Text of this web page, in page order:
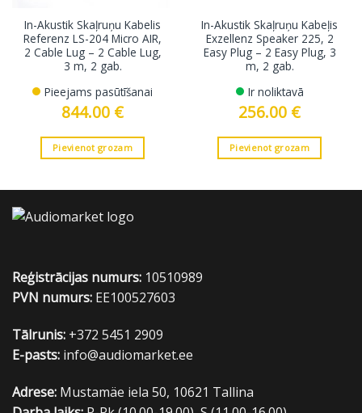
In-Akustik Skaļruņu Kabelis
Referenz LS-204 Micro AIR,
2 Cable Lug – 2 Cable Lug,
3 m, 2 gab.
Pieejams pasūtīšanai
844.00 €
Pievienot grozam
In-Akustik Skaļruņu Kabeļis
Exzellenz Speaker 225, 2
Easy Plug – 2 Easy Plug, 3
m, 2 gab.
Ir noliktavā
256.00 €
Pievienot grozam
Reģistrācijas numurs: 10510989
PVN numurs: EE100527603
Tālrunis: +372 5451 2909
E-pasts: info@audiomarket.ee
Adrese: Mustamäe iela 50, 10621 Tallina